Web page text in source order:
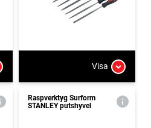
Visa
Raspverktyg Surform
STANLEY putshyvel